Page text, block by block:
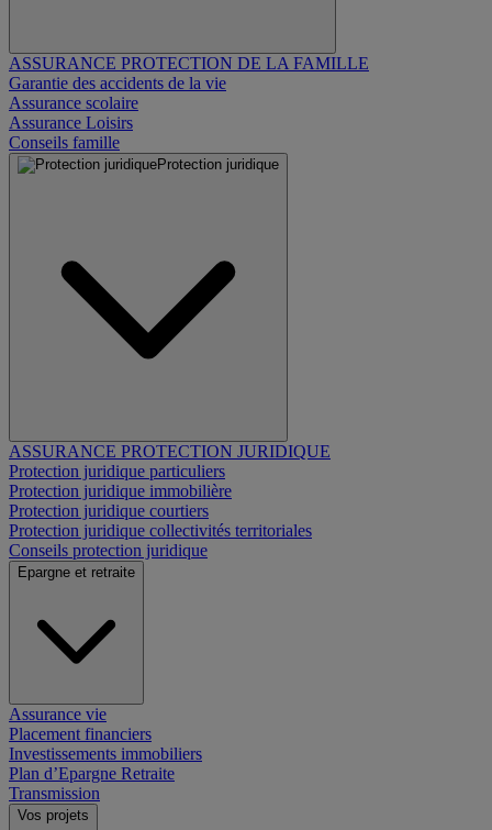
ASSURANCE PROTECTION DE LA FAMILLE
Garantie des accidents de la vie
Assurance scolaire
Assurance Loisirs
Conseils famille
Protection juridique
ASSURANCE PROTECTION JURIDIQUE
Protection juridique particuliers
Protection juridique immobilière
Protection juridique courtiers
Protection juridique collectivités territoriales
Conseils protection juridique
Epargne et retraite
Assurance vie
Placement financiers
Investissements immobiliers
Plan d’Epargne Retraite
Transmission
Vos projets